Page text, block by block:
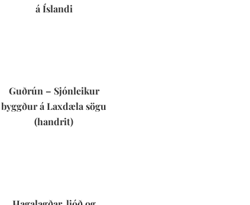
á Íslandi
Guðrún – Sjónleikur
byggður á Laxdæla sögu
(handrit)